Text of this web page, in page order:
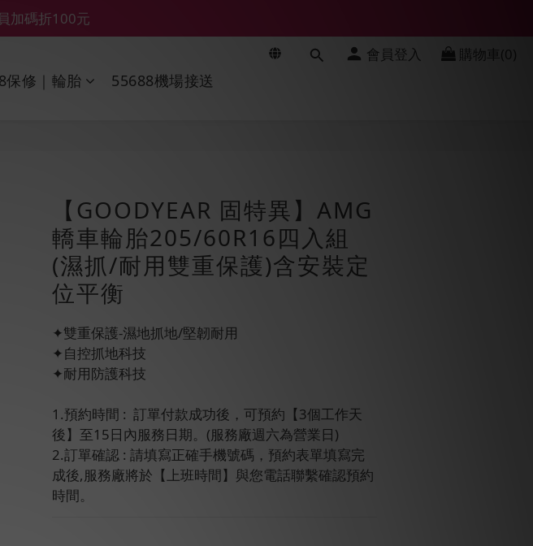
定】優惠搭車金
額贈品發送延遲公告
會員登入 購物車(0)
保修｜輪胎 55688機場接送
【GOODYEAR 固特異】AMG
轎車輪胎205/60R16四入組
(濕抓/耐用雙重保護)含安裝定
位平衡
✦雙重保護-濕地抓地/堅韌耐用
✦自控抓地科技
✦耐用防護科技
1.預約時間 :  訂單付款成功後，可預約【3個工作天
後】至15日內服務日期。(服務廠週六為營業日)
2.訂單確認 : 請填寫正確手機號碼，預約表單填寫完
成後,服務廠將於【上班時間】與您電話聯繫確認預約
時間。